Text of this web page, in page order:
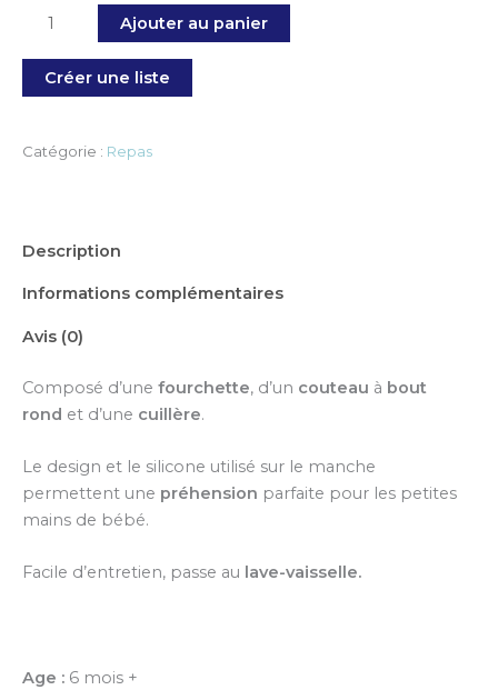
Ajouter au panier
Créer une liste
Catégorie : Repas
Description
Informations complémentaires
Avis (0)
Composé d’une fourchette, d’un couteau à bout
rond et d’une cuillère.
Le design et le silicone utilisé sur le manche
permettent une préhension parfaite pour les petites
mains de bébé.
Facile d’entretien, passe au lave-vaisselle.
Age : 6 mois +